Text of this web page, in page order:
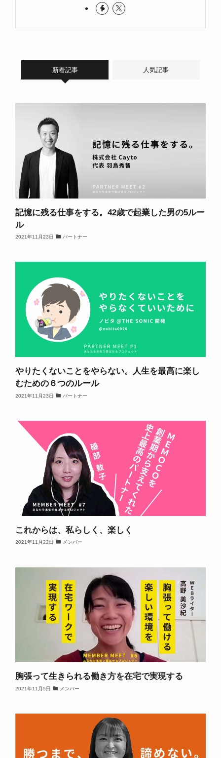
新着記事 人気記事
記憶に残る仕事をする。42歳で起業した男の5ルー
ル
2021年11月23日 パートナー
やりたくないことをやらない。人生を最高に楽し
むための６つのルール
2021年11月23日 パートナー
これからは、私らしく、楽しく
2021年11月22日 メンバー
胸張って生きられる働き方を在宅で実現する
2021年11月5日 メンバー